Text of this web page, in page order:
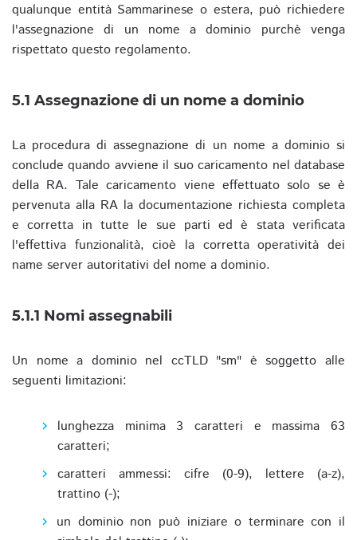
qualunque entità Sammarinese o estera, può richiedere
l'assegnazione di un nome a dominio purchè venga
rispettato questo regolamento.
5.1 Assegnazione di un nome a dominio
La procedura di assegnazione di un nome a dominio si
conclude quando avviene il suo caricamento nel database
della RA. Tale caricamento viene effettuato solo se è
pervenuta alla RA la documentazione richiesta completa
e corretta in tutte le sue parti ed è stata verificata
l'effettiva funzionalità, cioè la corretta operatività dei
name server autoritativi del nome a dominio.
5.1.1 Nomi assegnabili
Un nome a dominio nel ccTLD "sm" è soggetto alle
seguenti limitazioni:
lunghezza minima 3 caratteri e massima 63
caratteri;
caratteri ammessi: cifre (0-9), lettere (a-z),
trattino (-);
un dominio non può iniziare o terminare con il